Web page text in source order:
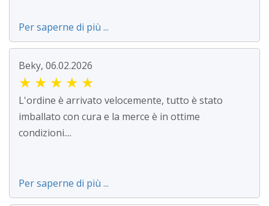
Per saperne di più ...
Beky, 06.02.2026
★ ★ ★ ★ ★
L'ordine è arrivato velocemente, tutto è stato
imballato con cura e la merce è in ottime
condizioni....
Per saperne di più ...